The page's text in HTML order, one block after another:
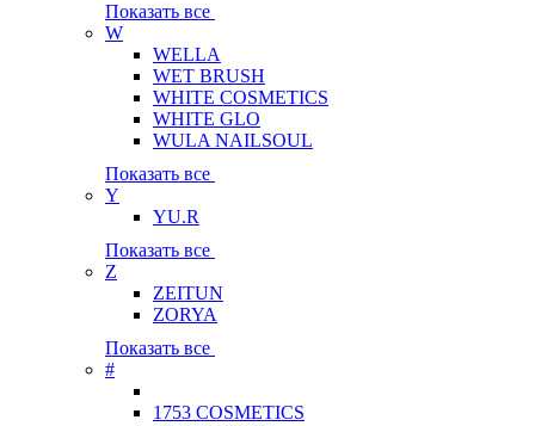
Показать все
W
WELLA
WET BRUSH
WHITE COSMETICS
WHITE GLO
WULA NAILSOUL
Показать все
Y
YU.R
Показать все
Z
ZEITUN
ZORYA
Показать все
#
1753 COSMETICS